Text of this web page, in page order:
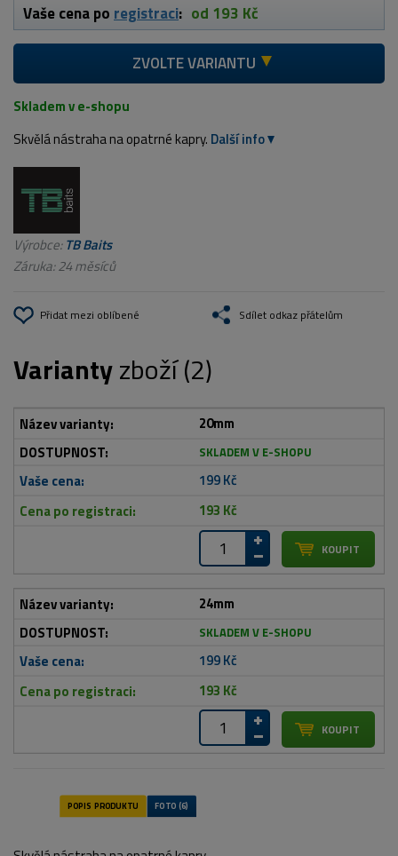
Vaše cena po registraci: od 193 Kč
ZVOLTE VARIANTU
Skladem v e-shopu
Skvělá nástraha na opatrné kapry. Další info
Výrobce:TB Baits
Záruka: 24 měsíců
Přidat mezi oblíbené Sdílet odkaz přátelům
Variantyzboží (2)
20mm
SKLADEM V E-SHOPU
199 Kč
193 Kč
24mm
SKLADEM V E-SHOPU
199 Kč
193 Kč